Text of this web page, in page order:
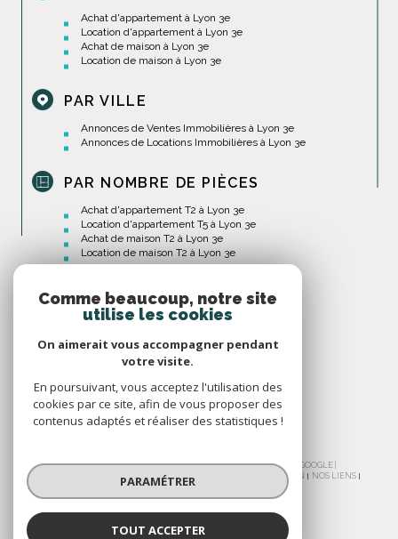
Achat d'appartement à Lyon 3e
Location d'appartement à Lyon 3e
Achat de maison à Lyon 3e
Location de maison à Lyon 3e
PAR VILLE
Annonces de Ventes Immobilières à Lyon 3e
Annonces de Locations Immobilières à Lyon 3e
PAR NOMBRE DE PIÈCES
Achat d'appartement T2 à Lyon 3e
Location d'appartement T5 à Lyon 3e
Achat de maison T2 à Lyon 3e
Location de maison T2 à Lyon 3e
© 2026 | TOUS DROITS RÉSERVÉS | TRADUCTION POWERED BY GOOGLE |
PLAN DU SITE ADMIN
NOS LIENS
POLITIQUE RGPD
Comme beaucoup, notre site
utilise les cookies
On aimerait vous accompagner pendant
votre visite.
En poursuivant, vous acceptez l'utilisation des
cookies par ce site, afin de vous proposer des
contenus adaptés et réaliser des statistiques !
PARAMÉTRER
TOUT ACCEPTER